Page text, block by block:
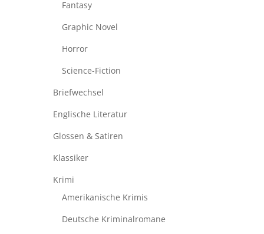
Fantasy
Graphic Novel
Horror
Science-Fiction
Briefwechsel
Englische Literatur
Glossen & Satiren
Klassiker
Krimi
Amerikanische Krimis
Deutsche Kriminalromane